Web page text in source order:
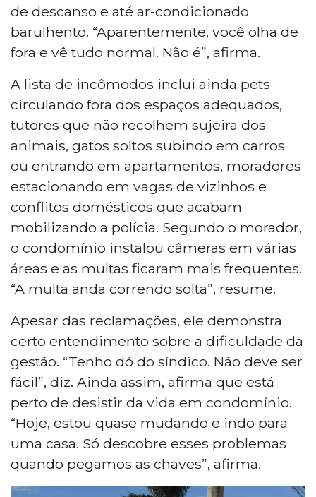
de descanso e até ar-condicionado
barulhento. “Aparentemente, você olha de
fora e vê tudo normal. Não é”, afirma.
A lista de incômodos inclui ainda pets
circulando fora dos espaços adequados,
tutores que não recolhem sujeira dos
animais, gatos soltos subindo em carros
ou entrando em apartamentos, moradores
estacionando em vagas de vizinhos e
conflitos domésticos que acabam
mobilizando a polícia. Segundo o morador,
o condomínio instalou câmeras em várias
áreas e as multas ficaram mais frequentes.
“A multa anda correndo solta”, resume.
Apesar das reclamações, ele demonstra
certo entendimento sobre a dificuldade da
gestão. “Tenho dó do síndico. Não deve ser
fácil”, diz. Ainda assim, afirma que está
perto de desistir da vida em condomínio.
“Hoje, estou quase mudando e indo para
uma casa. Só descobre esses problemas
quando pegamos as chaves”, afirma.